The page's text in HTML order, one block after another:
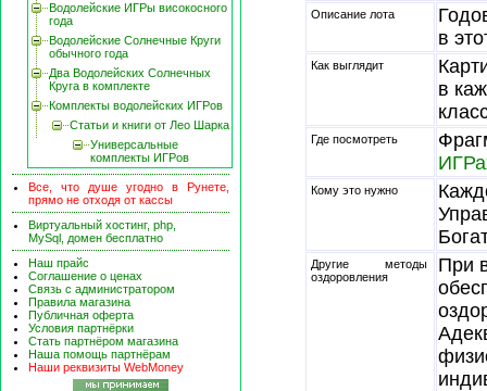
Описание лота
в
Как выглядит
в
Где посмотреть
Кому это нужно
Другие методы
оздоровления
При
Водолейские ИГРы високосного
года
Водолейские Солнечные Круги
обычного года
Два Водолейских Солнечных
Круга в комплекте
Комплекты водолейских ИГРов
Статьи и книги от Лео Шарка
Универсальные
комплекты ИГРов
Все, что душе угодно в Рунете,
прямо не отходя от кассы
Виртуальный хостинг, php,
MySql, домен бесплатно
Наш прайс
Соглашение о ценах
Связь с администратором
Правила магазина
Публичная оферта
Условия партнёрки
Стать партнёром магазина
Наша помощь партнёрам
Наши реквизиты WebMoney